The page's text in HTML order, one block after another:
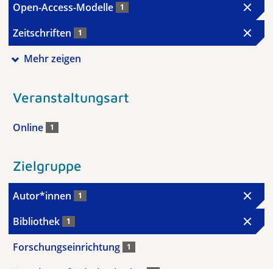
Open-Access-Modelle 1
Zeitschriften 1
Mehr zeigen
Veranstaltungsart
Online 1
Zielgruppe
Autor*innen 1
Bibliothek 1
Forschungseinrichtung 1